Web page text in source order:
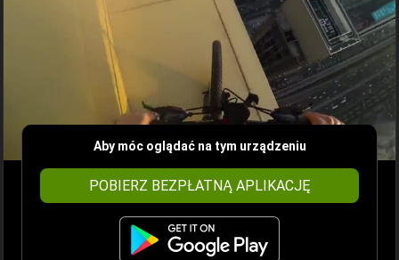
Aby móc oglądać na tym urządzeniu
POBIERZ BEZPŁATNĄ APLIKACJĘ